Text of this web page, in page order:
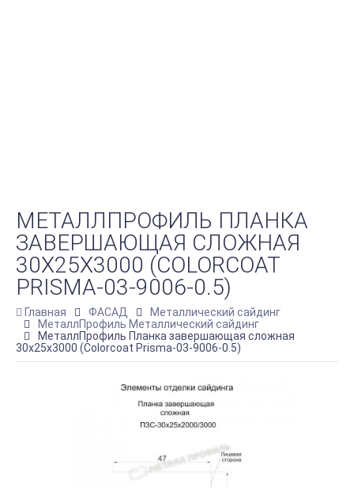
МЕТАЛЛПРОФИЛЬ ПЛАНКА
ЗАВЕРШАЮЩАЯ СЛОЖНАЯ
30Х25Х3000 (COLORCOAT
PRISMA-03-9006-0.5)
Главная ФАСАД
Металлический сайдинг
МеталлПрофиль Металлический сайдинг
МеталлПрофиль Планка завершающая сложная
30х25х3000 (Colorcoat Prisma-03-9006-0.5)